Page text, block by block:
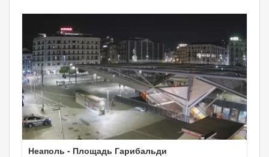
Неаполь - Площадь Гарибальди